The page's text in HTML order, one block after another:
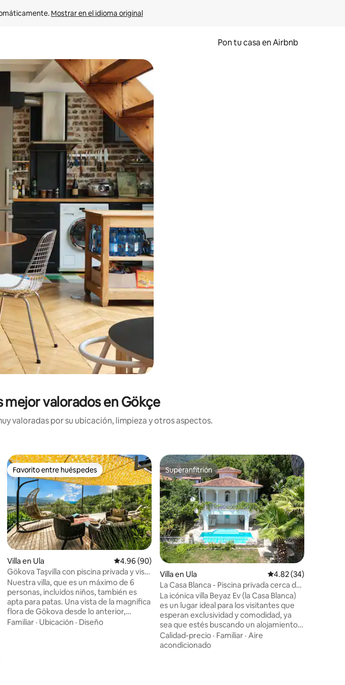
Mostrar en el idioma original
Pon tu casa en Airbnb
hacia abajo o explora con el tacto o desliza el dedo.
valorados en Gökçe
valoradas por su ubicación, limpieza y otros aspectos.
promedio: 4.91 de 5, 23 reseñas
Favorito entre huéspedes
Favorito entre huéspedes
Villa en Ula Calificación promedio: 4.96 de 5, 90 reseñas
4.96 (90)
Gökova Taşvilla con piscina privada y vista
al mar
Nuestra villa, que es un máximo de 6
personas, incluidos niños, también es
apta para patas. Una vista de la magnífica
flora de Gökova desde lo anterior,
empiezas el amanecer a la izquierda
Familiar · Ubicación · Diseño
Superanfitrión
Superanfitrión
Villa en Ula Calificación
4.82 (34)
La Casa Blanca - Piscina privada cerca del
río Azmak
La icónica villa Beyaz Ev (la Casa Blanca)
es un lugar ideal para los visitantes que
esperan exclusividad y comodidad, ya
sea que estés buscando un alojamiento
relajante con tu familia o un lugar
divertido para alojarte con tus amigos
Calidad-precio · Familiar · Aire
acondicionado